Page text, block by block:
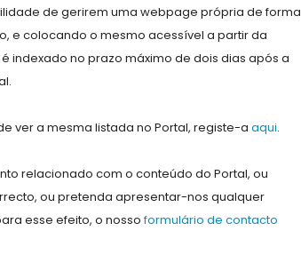
de gerirem uma webpage própria de forma
e colocando o mesmo acessível a partir da
indexado no prazo máximo de dois dias após a
ver a mesma listada no Portal, registe-a aqui.
relacionado com o conteúdo do Portal, ou
ou pretenda apresentar-nos qualquer
esse efeito, o nossoformulário de contacto